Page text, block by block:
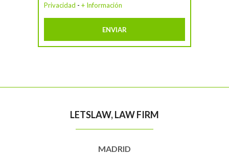
Privacidad - + Información
LETSLAW, LAW FIRM
MADRID